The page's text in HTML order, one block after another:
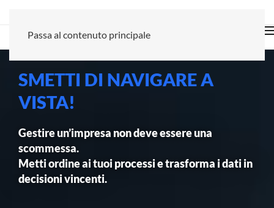
Passa al contenuto principale
SMETTI DI NAVIGARE A
VISTA!
Gestire un’impresa non deve essere una
scommessa.
Metti ordine ai tuoi processi e trasforma i dati in
decisioni vincenti.